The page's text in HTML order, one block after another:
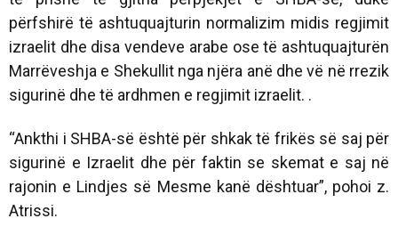
përfshirë të ashtuquajturin normalizim midis regjimit
izraelit dhe disa vendeve arabe ose të ashtuquajturën
Marrëveshja e Shekullit nga njëra anë dhe vë në rrezik
sigurinë dhe të ardhmen e regjimit izraelit. .
“Ankthi i SHBA-së është për shkak të frikës së saj për
sigurinë e Izraelit dhe për faktin se skemat e saj në
rajonin e Lindjes së Mesme kanë dështuar”, pohoi z.
Atrissi.